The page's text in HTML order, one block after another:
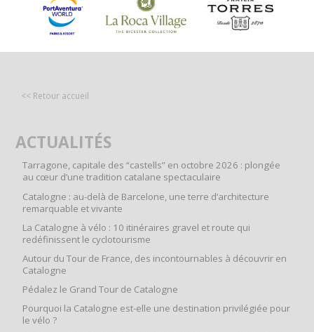
<< Retour accueil
ACTUALITÉS
Tarragone, capitale des “castells” en octobre 2026 : plongée
au cœur d’une tradition catalane spectaculaire
Catalogne : au-delà de Barcelone, une terre d’architecture
remarquable et vivante
La Catalogne à vélo : 10 itinéraires gravel et route qui
redéfinissent le cyclotourisme
Autour du Tour de France, des incontournables à découvrir en
Catalogne
Pédalez le Grand Tour de Catalogne
Pourquoi la Catalogne est-elle une destination privilégiée pour
le vélo ?